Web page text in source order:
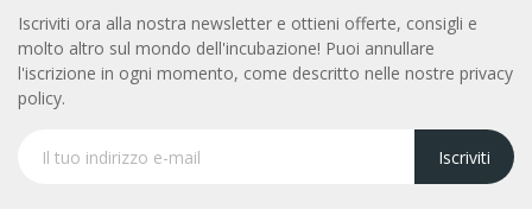
Iscriviti ora alla nostra newsletter e ottieni offerte, consigli e
molto altro sul mondo dell'incubazione! Puoi annullare
l'iscrizione in ogni momento, come descritto nelle nostre privacy
policy.
Iscriviti